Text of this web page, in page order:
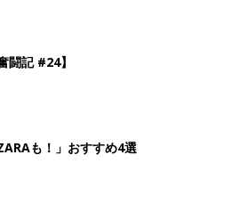
闘記 #24】
も！」おすすめ4選